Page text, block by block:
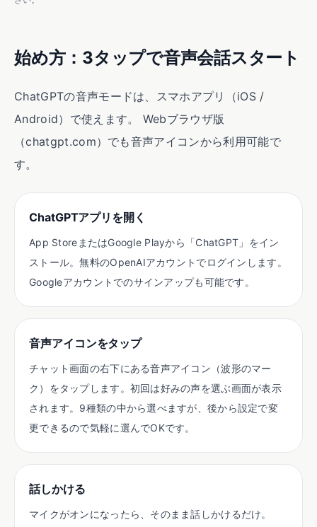
始め方：3タップで音声会話スタート
ChatGPTの音声モードは、スマホアプリ（iOS /
Android）で使えます。 Webブラウザ版
（chatgpt.com）でも音声アイコンから利用可能で
す。
ChatGPTアプリを開く
App StoreまたはGoogle Playから「ChatGPT」をイン
ストール。無料のOpenAIアカウントでログインします。
Googleアカウントでのサインアップも可能です。
音声アイコンをタップ
チャット画面の右下にある音声アイコン（波形のマー
ク）をタップします。初回は好みの声を選ぶ画面が表示
されます。9種類の中から選べますが、後から設定で変
更できるので気軽に選んでOKです。
話しかける
マイクがオンになったら、そのまま話しかけるだけ。